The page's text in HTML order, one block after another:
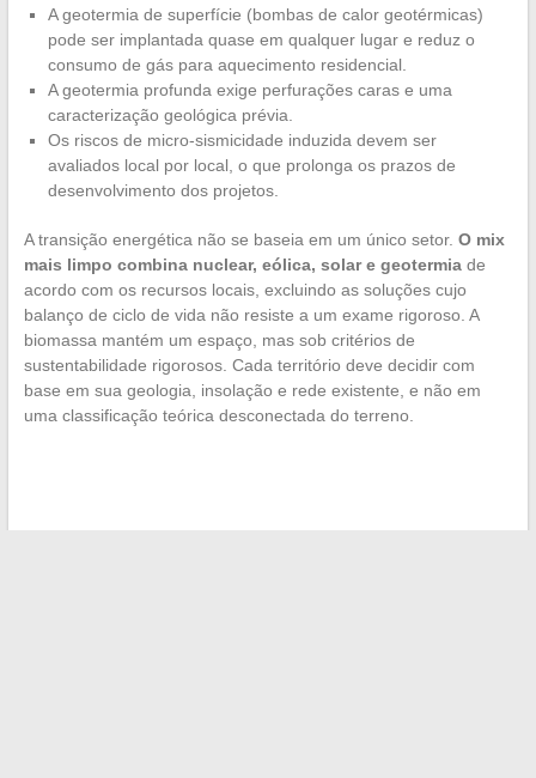
A geotermia de superfície (bombas de calor geotérmicas)
pode ser implantada quase em qualquer lugar e reduz o
consumo de gás para aquecimento residencial.
A geotermia profunda exige perfurações caras e uma
caracterização geológica prévia.
Os riscos de micro-sismicidade induzida devem ser
avaliados local por local, o que prolonga os prazos de
desenvolvimento dos projetos.
A transição energética não se baseia em um único setor. O mix
mais limpo combina nuclear, eólica, solar e geotermiade
acordo com os recursos locais, excluindo as soluções cujo
balanço de ciclo de vida não resiste a um exame rigoroso. A
biomassa mantém um espaço, mas sob critérios de
sustentabilidade rigorosos. Cada território deve decidir com
base em sua geologia, insolação e rede existente, e não em
uma classificação teórica desconectada do terreno.